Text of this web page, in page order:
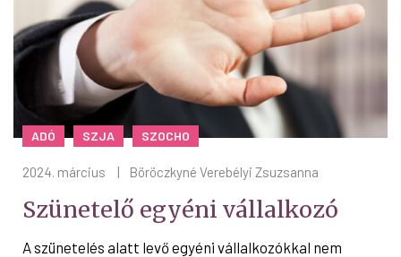
ADÓ SZJA SZOCHO
2024. március | Böröczkyné Verebélyi Zsuzsanna
Szünetelő egyéni vállalkozó
A szünetelés alatt levő egyéni vállalkozókkal nem